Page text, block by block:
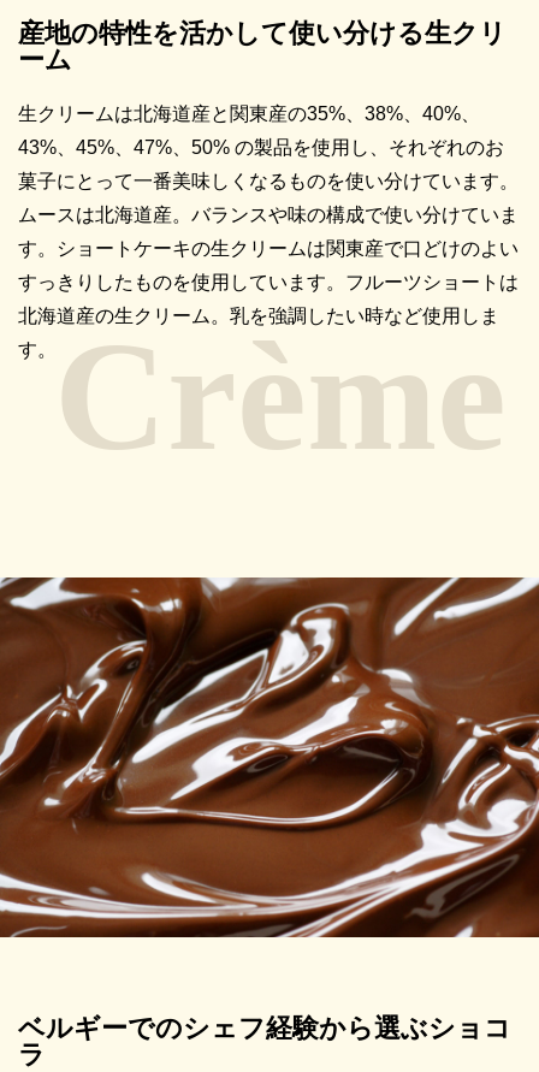
産地の特性を活かして使い分ける生クリ
ーム
生クリームは北海道産と関東産の35%、38%、40%、
43%、45%、47%、50% の製品を使用し、それぞれのお
菓子にとって一番美味しくなるものを使い分けています。
ムースは北海道産。バランスや味の構成で使い分けていま
す。ショートケーキの生クリームは関東産で口どけのよい
すっきりしたものを使用しています。フルーツショートは
北海道産の生クリーム。乳を強調したい時など使用しま
す。
ベルギーでのシェフ経験から選ぶショコ
ラ